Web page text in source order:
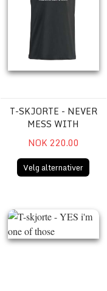
T-SKJORTE - NEVER
MESS WITH
NOK 220.00
Velg alternativer
T-skjorte - YES i'm one of